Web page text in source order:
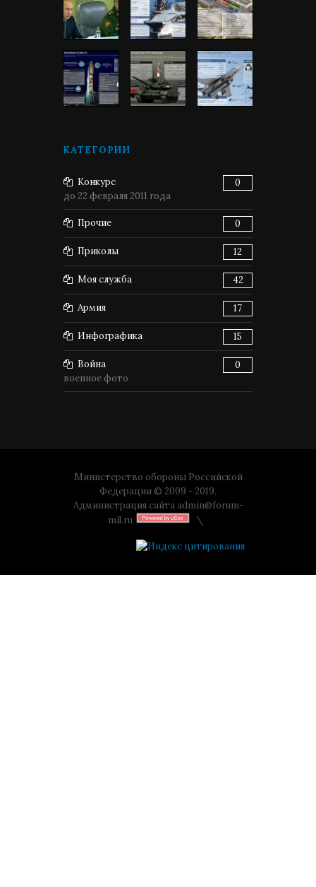
КАТЕГОРИИ
Конкурс
0
до 22 февраля 2011 года
Прочие 0
Приколы 12
Моя служба 42
Армия 17
Инфографика 15
Война
0
военное фото
Министерство обороны Российской
Федерации © 2009 - 2019.
Администрация сайта admin@forum-
mil.ru